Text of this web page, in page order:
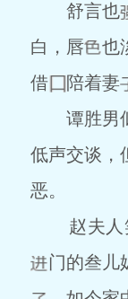
舒言也
白，唇
也
借
陪着妻
谭胜男似
低声交谈，
恶。
赵夫人笑
门的叁儿